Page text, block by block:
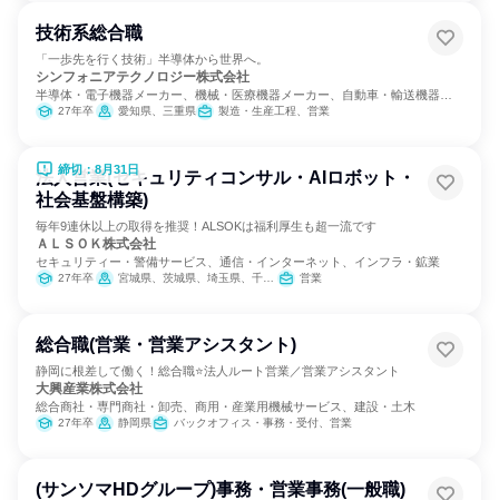
技術系総合職
「一歩先を行く技術」半導体から世界へ。
シンフォニアテクノロジー株式会社
半導体・電子機器メーカー、機械・医療機器メーカー、自動車・輸送機器メ
ーカー27年卒 愛知県、三重県 製造・生産工程、営業
締切：8月31日
法人営業(セキュリティコンサル・AIロボット・
社会基盤構築)
毎年9連休以上の取得を推奨！ALSOKは福利厚生も超一流です
ＡＬＳＯＫ株式会社
セキュリティー・警備サービス、通信・インターネット、インフラ・鉱業
27年卒 宮城県、茨城県、埼玉県、千葉県、東京都、神奈川県、山梨県、長野県、静岡県、愛知県、滋賀県、京都府、大阪府、兵庫県、奈良県、和歌山県、岡山県、山口県、徳島県、香川県、高知県、福岡県、熊本県、大分県 営業
総合職(営業・営業アシスタント)
静岡に根差して働く！総合職⭐法人ルート営業／営業アシスタント
大興産業株式会社
総合商社・専門商社・卸売、商用・産業用機械サービス、建設・土木
27年卒 静岡県 バックオフィス・事務・受付、営業
(サンソマHDグループ)事務・営業事務(一般職)